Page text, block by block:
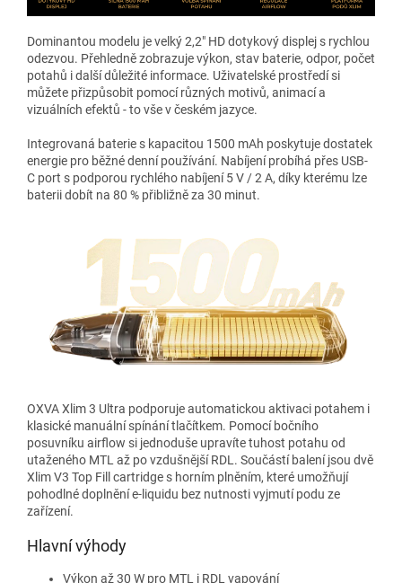
Dominantou modelu je velký 2,2" HD dotykový displej s rychlou
odezvou. Přehledně zobrazuje výkon, stav baterie, odpor, počet
potahů i další důležité informace. Uživatelské prostředí si
můžete přizpůsobit pomocí různých motivů, animací a
vizuálních efektů - to vše v českém jazyce.
Integrovaná baterie s kapacitou 1500 mAh poskytuje dostatek
energie pro běžné denní používání. Nabíjení probíhá přes USB-
C port s podporou rychlého nabíjení 5 V / 2 A, díky kterému lze
baterii dobít na 80 % přibližně za 30 minut.
OXVA Xlim 3 Ultra podporuje automatickou aktivaci potahem i
klasické manuální spínání tlačítkem. Pomocí bočního
posuvníku airflow si jednoduše upravíte tuhost potahu od
utaženého MTL až po vzdušnější RDL. Součástí balení jsou dvě
Xlim V3 Top Fill cartridge s horním plněním, které umožňují
pohodlné doplnění e-liquidu bez nutnosti vyjmutí podu ze
zařízení.
Hlavní výhody
Výkon až 30 W pro MTL i RDL vapování